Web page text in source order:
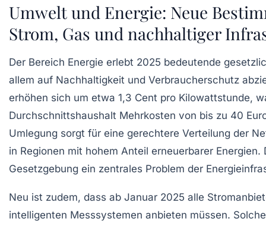
Umwelt und Energie: Neue
Strom, Gas und nachhaltiger
Der Bereich Energie erlebt 2025 bedeutende
allem auf Nachhaltigkeit und Verbraucherschutz
erhöhen sich um etwa 1,3 Cent pro Kilowattstunde,
Durchschnittshaushalt Mehrkosten von bis zu 40
Umlegung sorgt für eine gerechtere Verteilung der
in Regionen mit hohem Anteil erneuerbarer Energien.
Gesetzgebung ein zentrales Problem der
Neu ist zudem, dass ab Januar 2025 alle
intelligenten Messsystemen anbieten müssen.